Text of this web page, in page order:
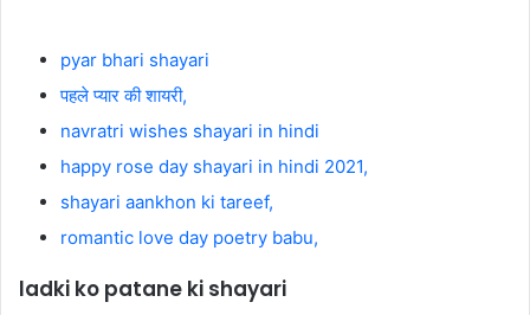
pyar bhari shayari
पहले प्यार की शायरी,
navratri wishes shayari in hindi
happy rose day shayari in hindi 2021,
shayari aankhon ki tareef,
romantic love day poetry babu,
ladki ko patane ki shayari